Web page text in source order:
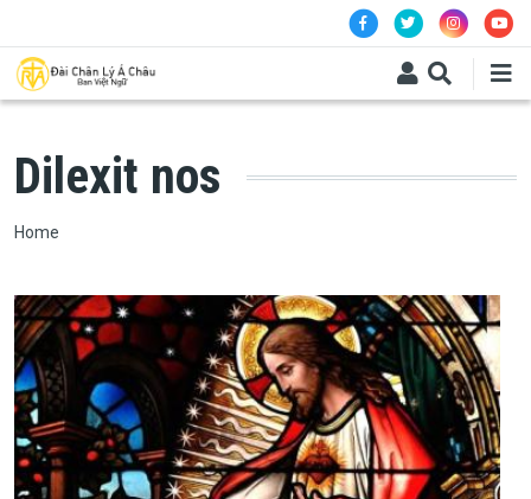
Dilexit nos
Breadcrumb
Home